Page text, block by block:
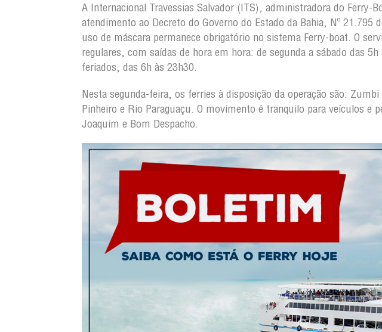
A Internacional Travessias Salvador (ITS), administradora do Ferry-
atendimento ao Decreto do Governo do Estado da Bahia, Nº 21.795
uso de máscara permanece obrigatório no sistema Ferry-boat. O
regulares, com saídas de hora em hora: de segunda a sábado das
feriados, das 6h às 23h30.
Nesta segunda-feira, os ferries à disposição da operação são:
Pinheiro e Rio Paraguaçu. O movimento é tranquilo para veículos e
Joaquim e Bom Despacho.